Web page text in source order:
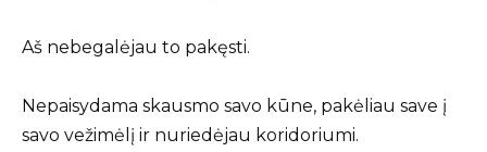
Aš nebegalėjau to pakęsti.
Nepaisydama skausmo savo kūne, pakėliau save į
savo vežimėlį ir nuriedėjau koridoriumi.